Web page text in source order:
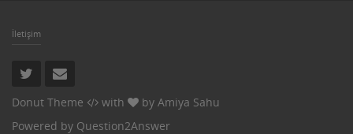
İletişim
Donut Theme with by Amiya Sahu
Powered by Question2Answer